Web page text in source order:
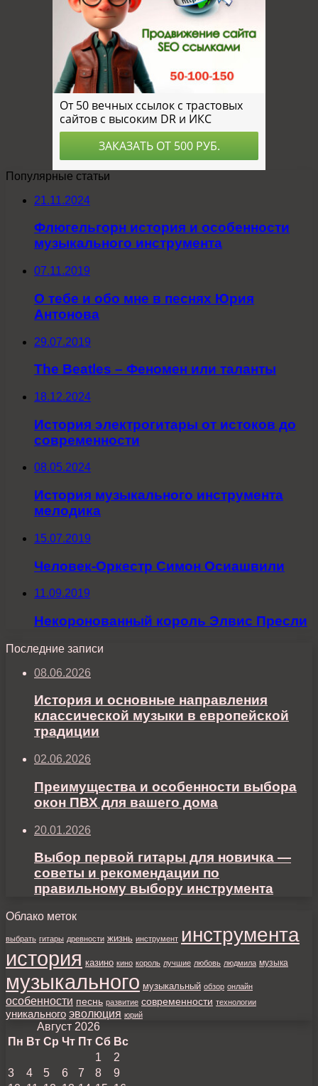
Популярные статьи
21.11.2024
Флюгельгорн история и особенности
музыкального инструмента
07.11.2019
О тебе и обо мне в песнях Юрия
Антонова
29.07.2019
The Beatles – Феномен или таланты
18.12.2024
История электрогитары от истоков до
современности
08.05.2024
История музыкального инструмента
мелодика
15.07.2019
Человек-Оркестр Симон Осиашвили
11.09.2019
Некоронованный король Элвис Пресли
Последние записи
08.06.2026
История и основные направления
классической музыки в европейской
традиции
02.06.2026
Преимущества и особенности выбора
окон ПВХ для вашего дома
20.01.2026
Выбор первой гитары для новичка —
советы и рекомендации по
правильному выбору инструмента
Облако меток
выбрать гитары древности жизнь инструмент инструмента
история казино кино король лучшие любовь людмила музыка
музыкального музыкальный обзор онлайн
особенности песнь развитие современности технологии
уникального эволюция юрий
Август 2026
Пн Вт Ср Чт Пт Сб Вс
1
2
3
4 5 6 7 8
9